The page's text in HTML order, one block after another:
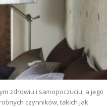
zdrowiu i samopoczuciu, a jego
czynników, takich jak